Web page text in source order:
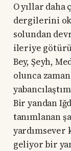
O yıllar daha
dergilerini
solundan
ileriye
Bey, Şeyh,
olunca
Bir yandan
tanımlanan
geliyor bir